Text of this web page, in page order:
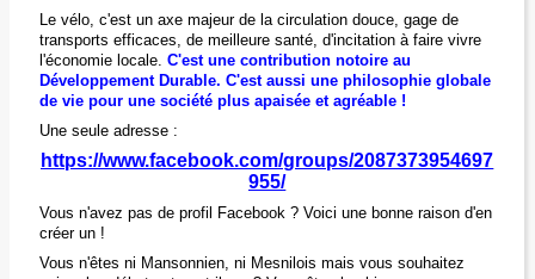
Le vélo, c'est un axe majeur de la circulation douce, gage de
transports efficaces, de meilleure santé, d'incitation à faire vivre
l'économie locale. C'est une contribution notoire au
Développement Durable. C'est aussi une philosophie globale
de vie pour une société plus apaisée et agréable !
Une seule adresse :
https://www.facebook.com/groups/2087373954697
955/
Vous n'avez pas de profil Facebook ? Voici une bonne raison d'en
créer un !
Vous n'êtes ni Mansonnien, ni Mesnilois mais vous souhaitez